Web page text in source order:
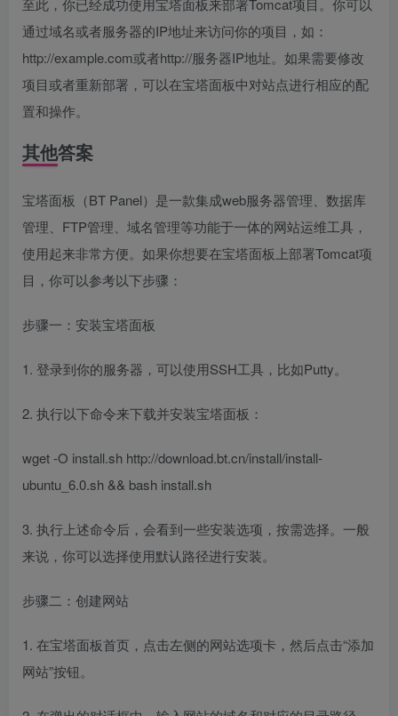
至此，你已经成功使用宝塔面板来部署Tomcat项目。你可以
通过域名或者服务器的IP地址来访问你的项目，如：
http://example.com或者http://服务器IP地址。如果需要修改
项目或者重新部署，可以在宝塔面板中对站点进行相应的配
置和操作。
其他答案
宝塔面板（BT Panel）是一款集成web服务器管理、数据库
管理、FTP管理、域名管理等功能于一体的网站运维工具，
使用起来非常方便。如果你想要在宝塔面板上部署Tomcat项
目，你可以参考以下步骤：
步骤一：安装宝塔面板
1. 登录到你的服务器，可以使用SSH工具，比如Putty。
2. 执行以下命令来下载并安装宝塔面板：
wget -O install.sh http://download.bt.cn/install/install-
ubuntu_6.0.sh && bash install.sh
3. 执行上述命令后，会看到一些安装选项，按需选择。一般
来说，你可以选择使用默认路径进行安装。
步骤二：创建网站
1. 在宝塔面板首页，点击左侧的网站选项卡，然后点击“添加
网站”按钮。